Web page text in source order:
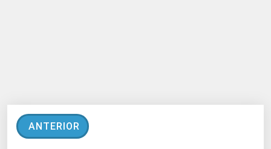
ANTERIOR